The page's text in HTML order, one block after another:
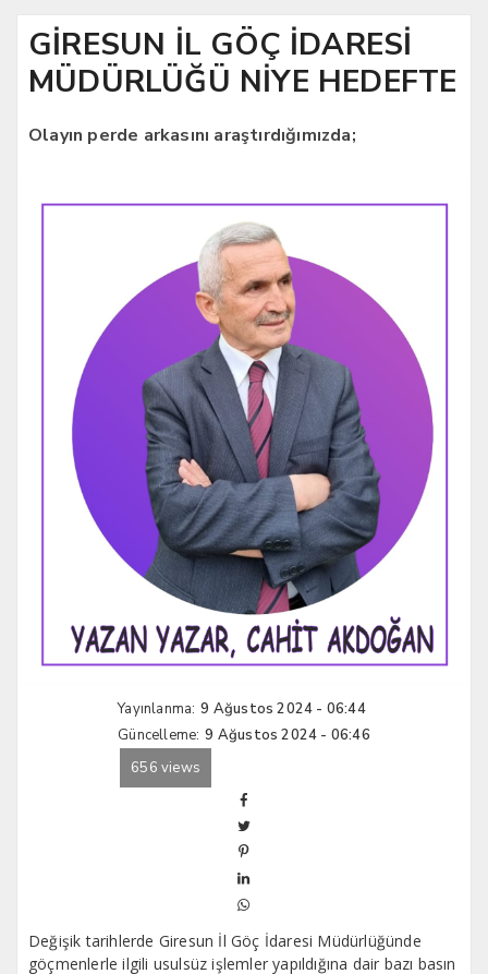
GİRESUN İL GÖÇ İDARESİ
MÜDÜRLÜĞÜ NİYE HEDEFTE
Olayın perde arkasını araştırdığımızda;
Yayınlanma: 9 Ağustos 2024 - 06:44
Güncelleme: 9 Ağustos 2024 - 06:46
656 views
Değişik tarihlerde Giresun İl Göç İdaresi Müdürlüğünde
göçmenlerle ilgili usulsüz işlemler yapıldığına dair bazı basın